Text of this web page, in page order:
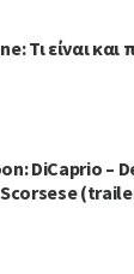
Τι είναι και
DiCaprio –
Scorsese